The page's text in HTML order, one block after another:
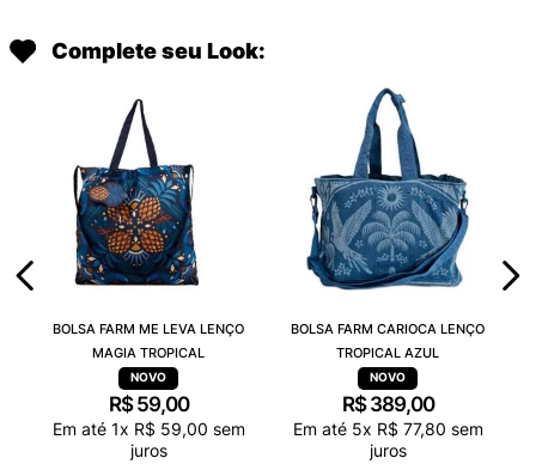
Complete seu Look:
BOLSA FARM ME LEVA LENÇO
MAGIA TROPICAL
R$ 59,00
Em até 1x R$ 59,00 sem
juros
BOLSA FARM CARIOCA LENÇO
TROPICAL AZUL
R$ 389,00
Em até 5x R$ 77,80 sem
juros